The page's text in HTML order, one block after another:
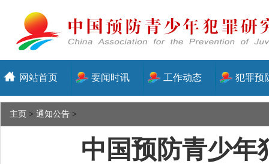
网站首页 要闻时讯 工作动态 犯罪预
主页 > 通知公告 >
中国预防青少年